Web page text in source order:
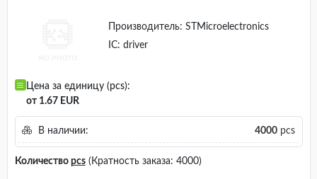
Производитель: STMicroelectronics
IC: driver
Цена за единицу (pcs):
от 1.67 EUR
В наличии: 4000pcs
Количество pcs(Кратность заказа: 4000)